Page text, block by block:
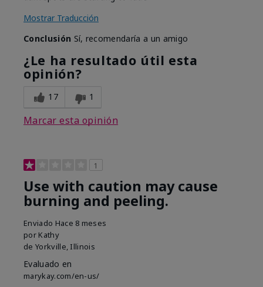
Mostrar Traducción
Conclusión Sí, recomendaría a un amigo
¿Le ha resultado útil esta
opinión?
17 1
Marcar esta opinión
1
Use with caution may cause
burning and peeling.
Enviado Hace 8 meses
por Kathy
de Yorkville, Illinois
Evaluado en
marykay.com/en-us/